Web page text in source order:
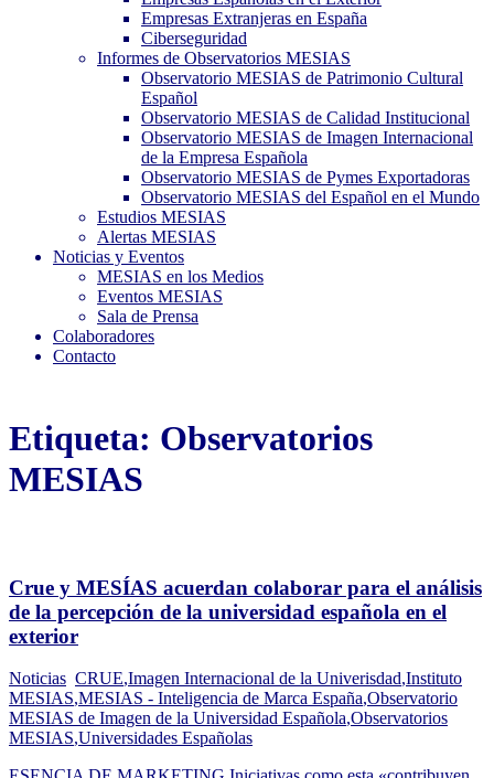
Empresas Extranjeras en España
Ciberseguridad
Informes de Observatorios MESIAS
Observatorio MESIAS de Patrimonio Cultural
Español
Observatorio MESIAS de Calidad Institucional
Observatorio MESIAS de Imagen Internacional
de la Empresa Española
Observatorio MESIAS de Pymes Exportadoras
Observatorio MESIAS del Español en el Mundo
Estudios MESIAS
Alertas MESIAS
Noticias y Eventos
MESIAS en los Medios
Eventos MESIAS
Sala de Prensa
Colaboradores
Contacto
Etiqueta: Observatorios
MESIAS
Crue y MESÍAS acuerdan colaborar para el análisis
de la percepción de la universidad española en el
exterior
Noticias CRUE,Imagen Internacional de la Univerisdad,Instituto
MESIAS,MESIAS - Inteligencia de Marca España,Observatorio
MESIAS de Imagen de la Universidad Española,Observatorios
MESIAS,Universidades Españolas